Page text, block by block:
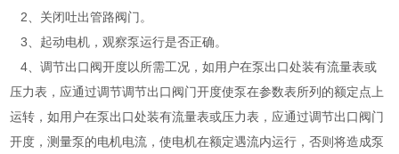
2、关闭吐出管路阀门。
3、起动电机，观察泵运行是否正确。
4、调节出口阀开度以所需工况，如用户在泵出口处装有流量表或
压力表，应通过调节调节出口阀门开度使泵在参数表所列的额定点上
运转，如用户在泵出口处装有流量表或压力表，应通过调节出口阀门
开度，测量泵的电机电流，使电机在额定遇流内运行，否则将造成泵